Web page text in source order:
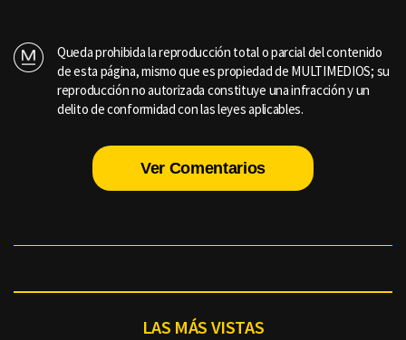
Queda prohibida la reproducción total o parcial del contenido
de esta página, mismo que es propiedad de MULTIMEDIOS; su
reproducción no autorizada constituye una infracción y un
delito de conformidad con las leyes aplicables.
Ver Comentarios
LAS MÁS VISTAS